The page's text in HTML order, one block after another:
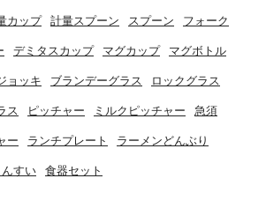
カップ 計量スプーン スプーン フォーク
デミタスカップ マグカップ マグボトル
ョッキ ブランデーグラス ロックグラス
ス ピッチャー ミルクピッチャー 急須
ー ランチプレート ラーメンどんぶり
んすい 食器セット